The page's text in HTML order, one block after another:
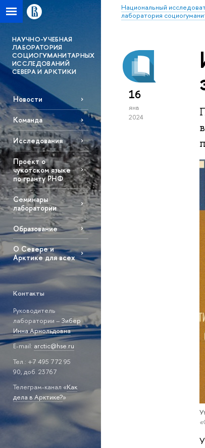
Национальный
лаборатория
НАУЧНО-УЧЕБНАЯ
ЛАБОРАТОРИЯ
СОЦИОГУМАНИТАРНЫХ
ИССЛЕДОВАНИЙ
СЕВЕРА И АРКТИКИ
Новости
Команда
Исследования
Проект о
чукотском языке
по гранту РНФ
Семинары
лаборатории
Образование
О Севере и
Арктике для всех
Контакты
Руководитель
лаборатории – Зибер
Инна Арнольдовна
E-mail: arctic@hse.ru
Тел.: +7 495 772 95
90, доб. 23767
Телеграм-канал «Как
дела в Арктике?»
16
янв
2024